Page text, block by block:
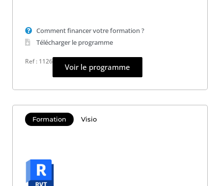
Comment financer votre formation ?
Télécharger le programme
Ref : 1126
Voir le programme
Formation Visio